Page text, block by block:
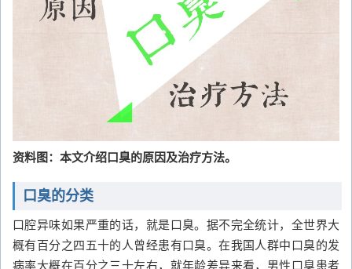
资料图：本文介绍口臭的原因及治疗方法。
口臭的分类
口腔异味如果严重的话，就是口臭。据不完全统计，全世界大
概有百分之四五十的人曾经患有口臭。在我国人群中口臭的发
病率大概在百分之三十左右，就年龄差异来看，男性口臭患者